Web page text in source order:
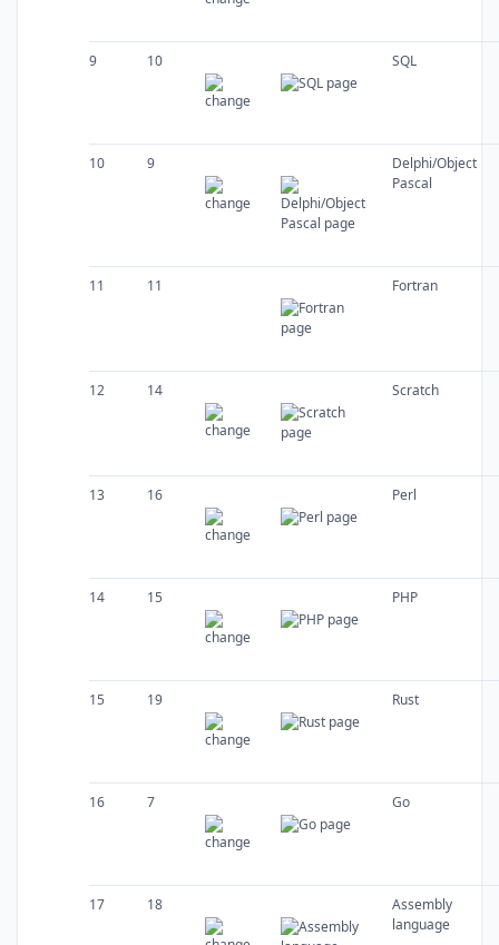
9 10 SQL
10 9
Delphi/Object
Pascal
11 11 Fortran
12 14 Scratch
13 16 Perl
14 15 PHP
15 19 Rust
16 7 Go
17 18
Assembly
language